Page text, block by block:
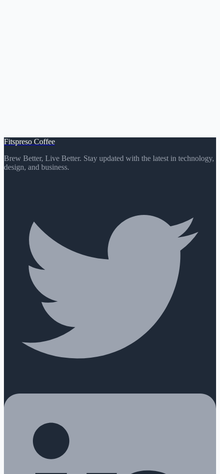
Fitspreso Coffee
Brew Better, Live Better. Stay updated with the latest in technology,
design, and business.